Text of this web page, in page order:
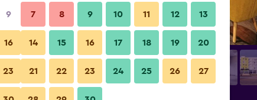
Restaurante
Fotos
9
16
23
7 8 9 10 11 12 13
14 15 16 17 18 19 20
21 22 23 24 25 26 27